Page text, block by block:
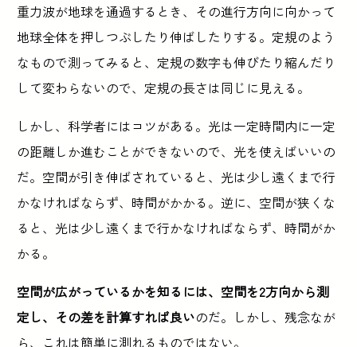
重力波が地球を通過するとき、その進行方向に向かって
地球全体を押しつぶしたり伸ばしたりする。定規のよう
なもので測ってみると、定規の数字も伸びたり縮んだり
して変わらないので、定規の長さは同じに見える。
しかし、科学者にはコツがある。光は一定時間内に一定
の距離しか進むことができないので、光を使えばいいの
だ。空間が引き伸ばされていると、光は少し遠くまで行
かなければならず、時間がかかる。逆に、空間が狭くな
ると、光は少し遠くまで行かなければならず、時間がか
かる。
空間が広がっているかを知るには、空間を2方向から測
定し、その差を計算すれば良いのだ。しかし、残念なが
ら、これは簡単に測れるものではない。